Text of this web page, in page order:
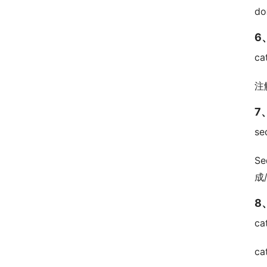
6
注
7
成
8